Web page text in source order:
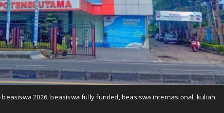
beasiswa 2026,beasiswa fully funded,beasiswa internasional, kuliah